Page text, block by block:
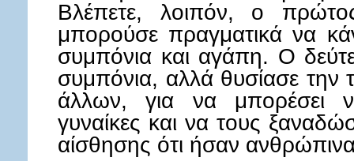
Βλέπετε, λοιπόν, ο
μπορούσε πραγματικά να
συμπόνια και αγάπη. Ο
συμπόνια, αλλά θυσίασε την
άλλων, για να μπορέσει
γυναίκες και να τους
αίσθησης ότι ήσαν